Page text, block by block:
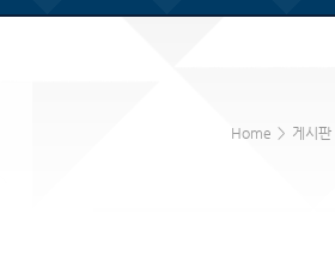
Home > 게시판